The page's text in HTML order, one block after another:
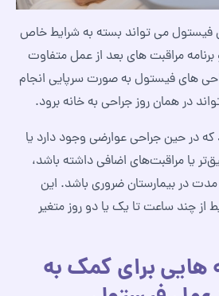
فیستول می تواند بسته به شرایط خاص
مراقبت های بعد از عمل متفاوت
های فیستول به صورت سرپایی انجام
در همان روز جراحی به خانه برود.
که در حین جراحی عوارضی وجود دارد یا
یا مراقبت‌های اضافی داشته باشد،
در بیمارستان ضروری باشد. این
چند ساعت تا یک یا دو روز متغیر
هایی برای کمک به